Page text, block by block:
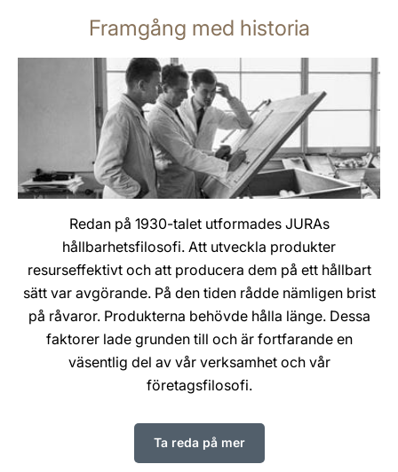
Framgång med historia
Redan på 1930-talet utformades JURAs
hållbarhetsfilosofi. Att utveckla produkter
resurseffektivt och att producera dem på ett hållbart
sätt var avgörande. På den tiden rådde nämligen brist
på råvaror. Produkterna behövde hålla länge. Dessa
faktorer lade grunden till och är fortfarande en
väsentlig del av vår verksamhet och vår
företagsfilosofi.
Ta reda på mer